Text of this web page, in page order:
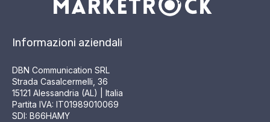
Informazioni aziendali
DBN Communication SRL
Strada Casalcermelli, 36
15121 Alessandria (AL) | Italia
Partita IVA: IT01989010069
SDI: B66HAMY